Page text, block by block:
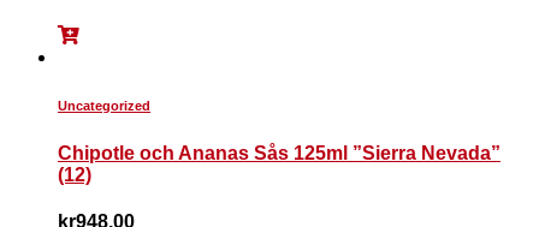
Uncategorized
Chipotle och Ananas Sås 125ml ”Sierra Nevada”
(12)
kr948.00